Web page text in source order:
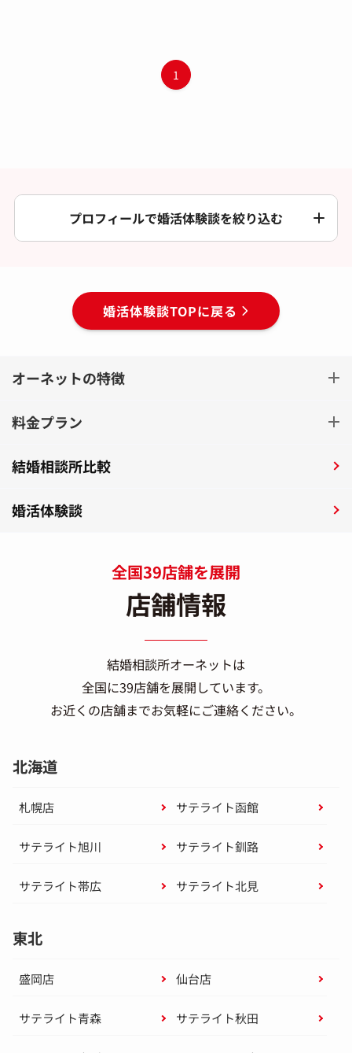
1
プロフィールで婚活体験談を絞り込む
婚活体験談TOPに戻る
オーネットの特徴
料金プラン
結婚相談所比較
婚活体験談
全国39店舗を展開
店舗情報
結婚相談所オーネットは
全国に39店舗を展開しています。
お近くの店舗までお気軽にご連絡ください。
北海道
札幌店 サテライト函館
サテライト旭川 サテライト釧路
サテライト帯広 サテライト北見
東北
盛岡店 仙台店
サテライト青森 サテライト秋田